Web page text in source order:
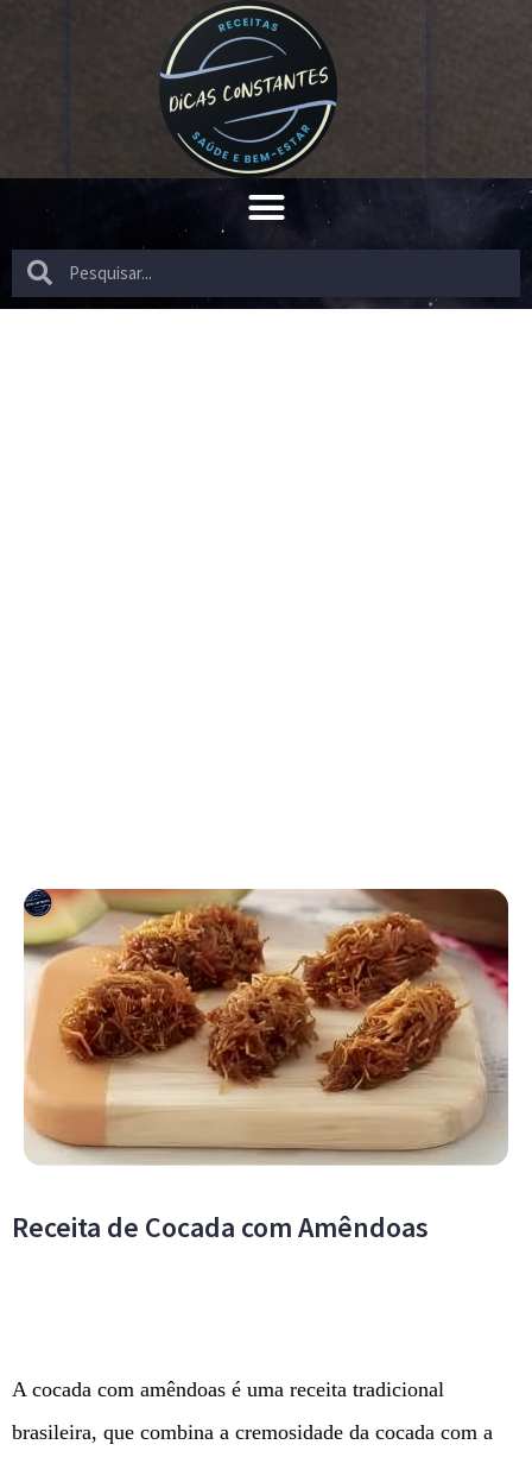
Receita de Cocada com Amêndoas
A cocada com amêndoas é uma receita tradicional
brasileira, que combina a cremosidade da cocada com a